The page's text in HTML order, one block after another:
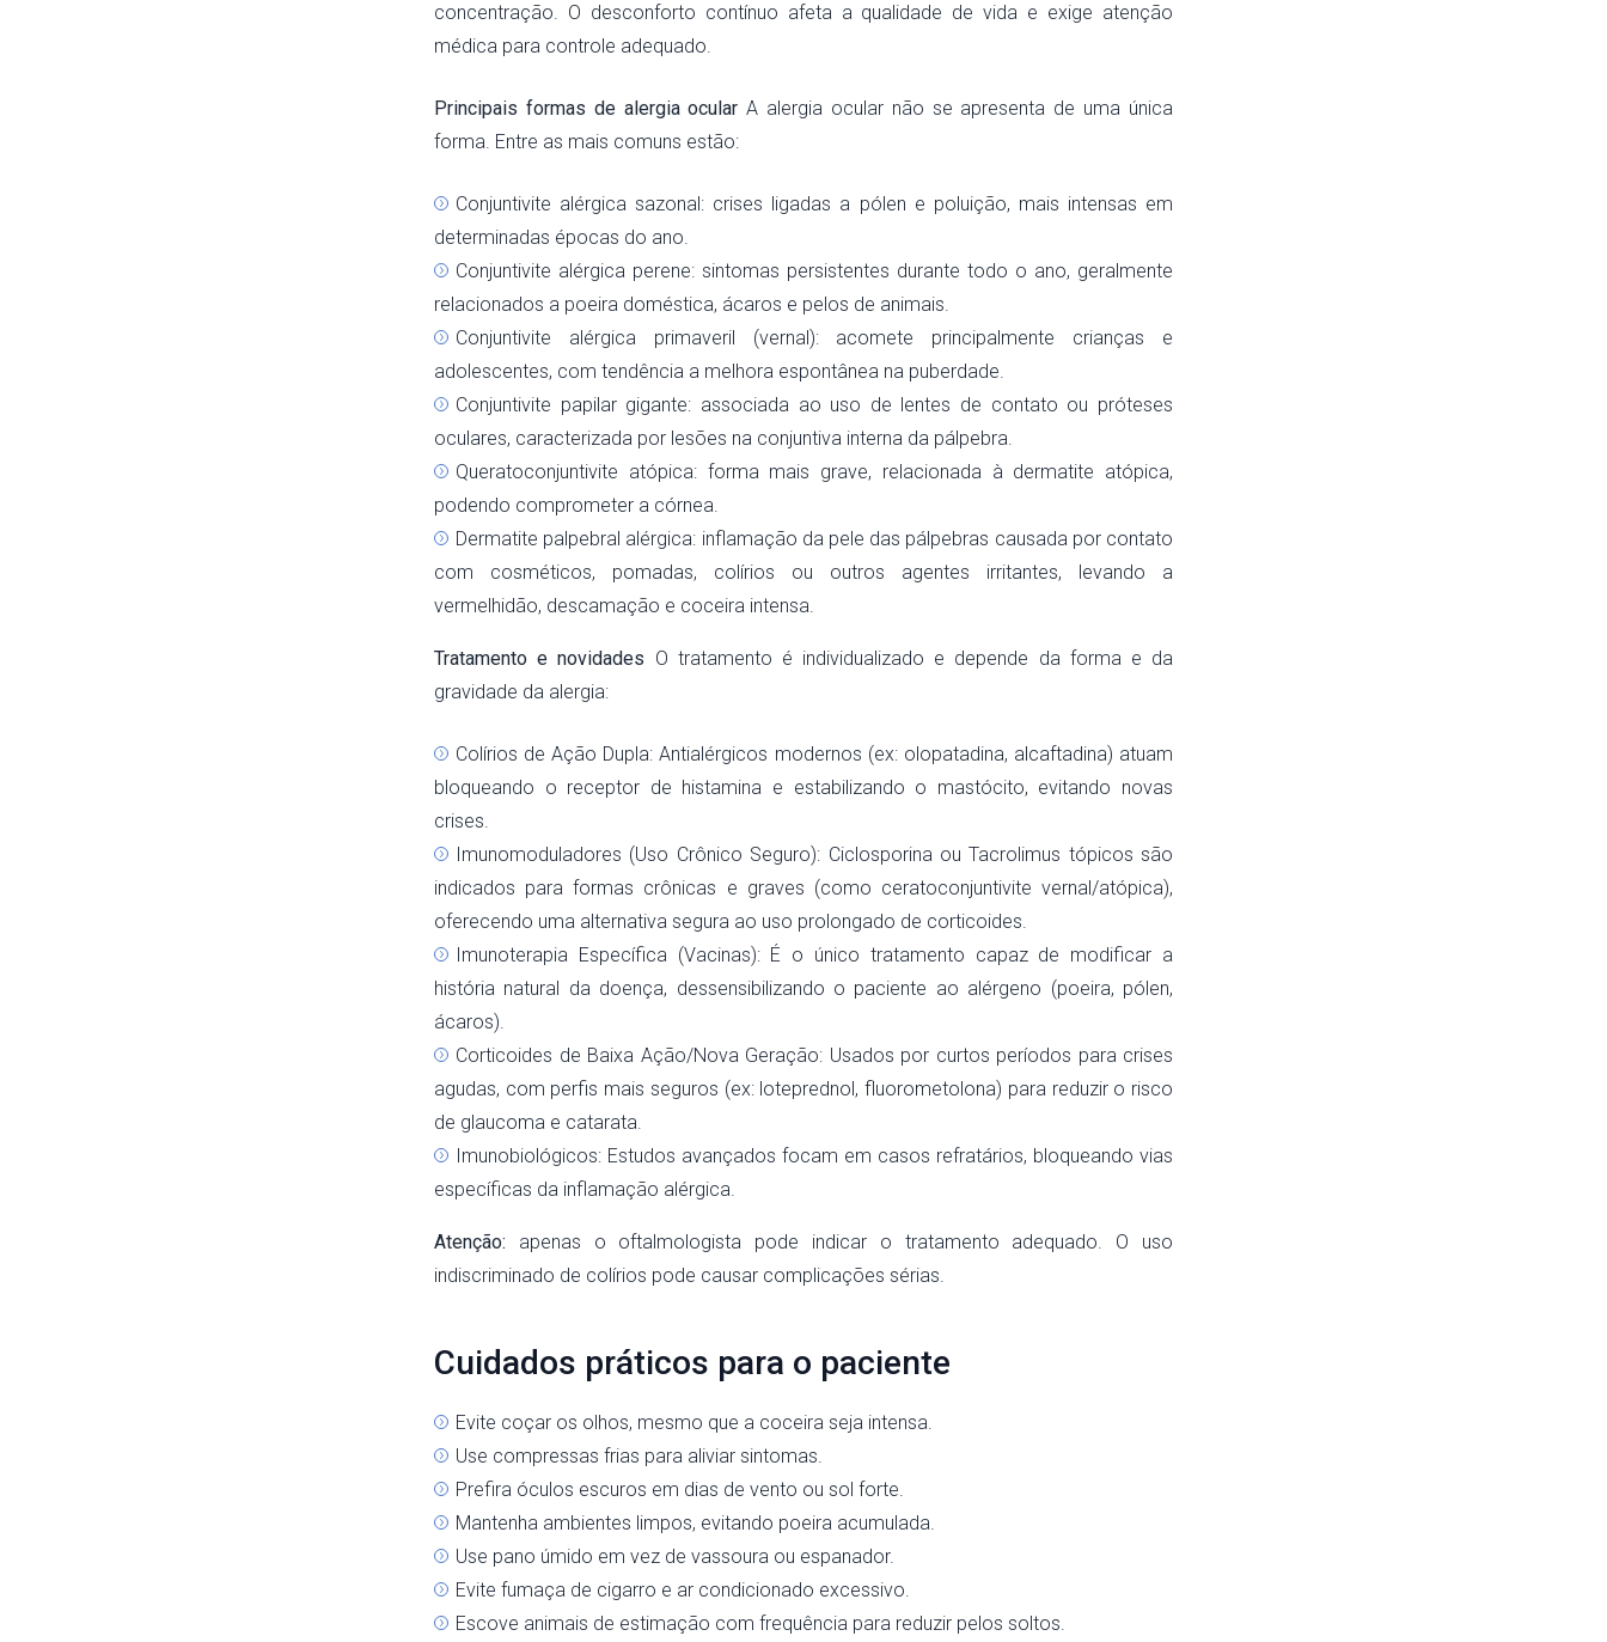
concentração. O desconforto contínuo afeta a qualidade de vida e exige atenção
médica para controle adequado.
Principais formas de alergia ocular A alergia ocular não se apresenta de uma única
forma. Entre as mais comuns estão:
Conjuntivite alérgica sazonal: crises ligadas a pólen e poluição, mais intensas em
determinadas épocas do ano.
Conjuntivite alérgica perene: sintomas persistentes durante todo o ano, geralmente
relacionados a poeira doméstica, ácaros e pelos de animais.
Conjuntivite alérgica primaveril (vernal): acomete principalmente crianças e
adolescentes, com tendência a melhora espontânea na puberdade.
Conjuntivite papilar gigante: associada ao uso de lentes de contato ou próteses
oculares, caracterizada por lesões na conjuntiva interna da pálpebra.
Queratoconjuntivite atópica: forma mais grave, relacionada à dermatite atópica,
podendo comprometer a córnea.
Dermatite palpebral alérgica: inflamação da pele das pálpebras causada por contato
com cosméticos, pomadas, colírios ou outros agentes irritantes, levando a
vermelhidão, descamação e coceira intensa.
Tratamento e novidades O tratamento é individualizado e depende da forma e da
gravidade da alergia:
Colírios de Ação Dupla: Antialérgicos modernos (ex: olopatadina, alcaftadina) atuam
bloqueando o receptor de histamina e estabilizando o mastócito, evitando novas
crises.
Imunomoduladores (Uso Crônico Seguro): Ciclosporina ou Tacrolimus tópicos são
indicados para formas crônicas e graves (como ceratoconjuntivite vernal/atópica),
oferecendo uma alternativa segura ao uso prolongado de corticoides.
Imunoterapia Específica (Vacinas): É o único tratamento capaz de modificar a
história natural da doença, dessensibilizando o paciente ao alérgeno (poeira, pólen,
ácaros).
Corticoides de Baixa Ação/Nova Geração: Usados por curtos períodos para crises
agudas, com perfis mais seguros (ex: loteprednol, fluorometolona) para reduzir o risco
de glaucoma e catarata.
Imunobiológicos: Estudos avançados focam em casos refratários, bloqueando vias
específicas da inflamação alérgica.
Atenção: apenas o oftalmologista pode indicar o tratamento adequado. O uso
indiscriminado de colírios pode causar complicações sérias.
Cuidados práticos para o paciente
Evite coçar os olhos, mesmo que a coceira seja intensa.
Use compressas frias para aliviar sintomas.
Prefira óculos escuros em dias de vento ou sol forte.
Mantenha ambientes limpos, evitando poeira acumulada.
Use pano úmido em vez de vassoura ou espanador.
Evite fumaça de cigarro e ar condicionado excessivo.
Escove animais de estimação com frequência para reduzir pelos soltos.